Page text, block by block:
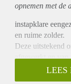
opnemen met de
instapklare
en ruime zolder.
Deze uitstekend
afgewerkt en
woonkamer met
badkamer
LEES